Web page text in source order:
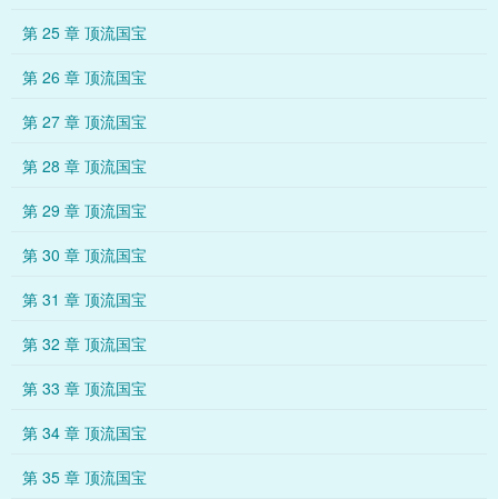
第 25 章 顶流国宝
第 26 章 顶流国宝
第 27 章 顶流国宝
第 28 章 顶流国宝
第 29 章 顶流国宝
第 30 章 顶流国宝
第 31 章 顶流国宝
第 32 章 顶流国宝
第 33 章 顶流国宝
第 34 章 顶流国宝
第 35 章 顶流国宝